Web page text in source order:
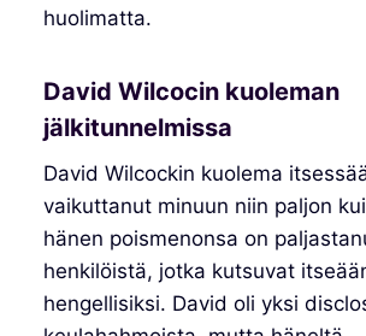
huolimatta.
David Wilcocin kuoleman
jälkitunnelmissa
David Wilcockin kuolema
vaikuttanut minuun niin paljon
hänen poismenonsa on
henkilöistä, jotka kutsuvat
hengellisiksi. David oli yksi